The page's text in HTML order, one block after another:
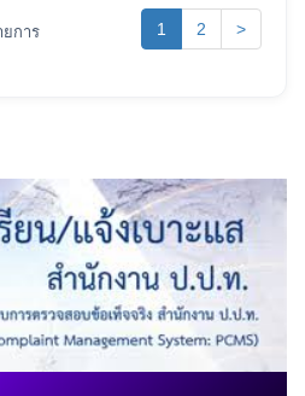
ยการ 1 (current)
2 >